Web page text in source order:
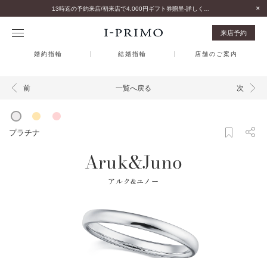
来店予約
婚約指輪 結婚指輪 店舗のご案内
前 一覧へ戻る 次
プラチナ
Aruk&Juno
アルク&ユノー